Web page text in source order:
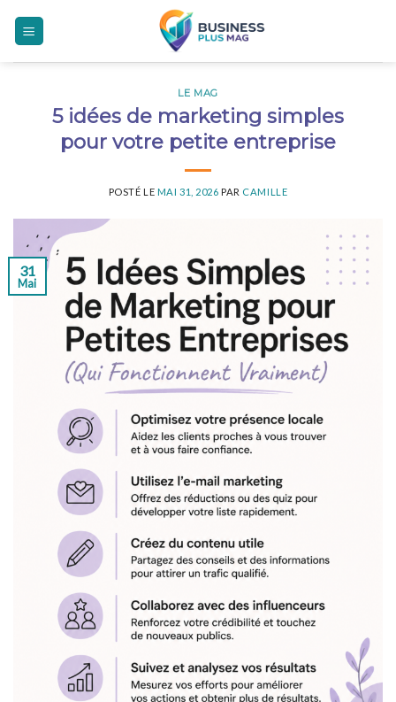
LE MAG
5 idées de marketing simples
pour votre petite entreprise
POSTÉ LE MAI 31, 2026 PAR CAMILLE
31
Mai